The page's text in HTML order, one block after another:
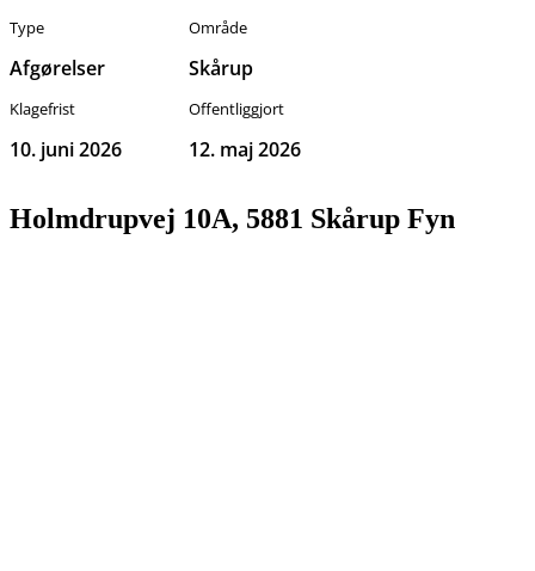
Type
Afgørelser
Område
Skårup
Klagefrist
10. juni 2026
Offentliggjort
12. maj 2026
Holmdrupvej 10A, 5881 Skårup Fyn